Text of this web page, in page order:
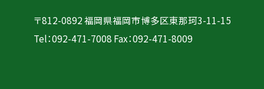
〒812-0892 福岡県福岡市博多区東那珂3-11-15
Tel：092-471-7008 Fax：092-471-8009